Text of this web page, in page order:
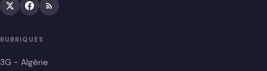
RUBRIQUES
3G - Algérie